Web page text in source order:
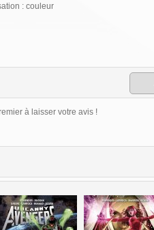
: couleur
à laisser votre avis !